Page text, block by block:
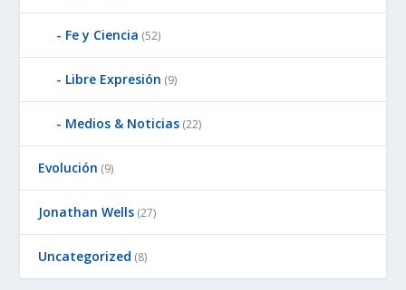
Fe y Ciencia (52)
Libre Expresión (9)
Medios & Noticias (22)
Evolución (9)
Jonathan Wells (27)
Uncategorized (8)